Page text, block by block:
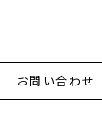
お問い合わせ